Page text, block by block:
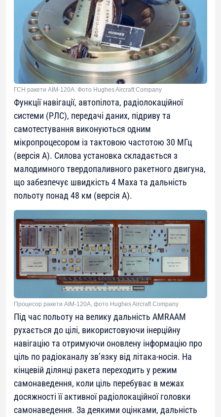
ГСН ракети AIM-120А. Фото Hughes Aircraft Company
Функції навігації, автопілота, радіолокаційної
системи (РЛС), передачі даних, підриву та
самотестування виконуються одним
мікропроцесором із тактовою частотою 30 МГц
(версія А). Силова установка складається з
малодимного твердопаливного ракетного двигуна,
що забезпечує швидкість 4 Маха та дальність
польоту понад 48 км (версія А).
Процесор ракети AIM-120А, фото Hughes Aircraft Company
Під час польоту на велику дальність AMRAAM
рухається до цілі, використовуючи інерційну
навігацію та отримуючи оновлену інформацію про
ціль по радіоканалу зв’язку від літака-носія. На
кінцевій ділянці ракета переходить у режим
самонаведення, коли ціль перебуває в межах
досяжності її активної радіолокаційної головки
самонаведення. За деякими оцінками, дальність